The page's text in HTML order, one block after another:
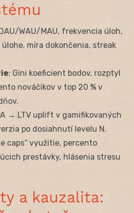
WAU/MAU, frekvencia úloh,
míra dokončenia, streak
: Gini koeficient bodov, rozptyl
nováčikov v top 20 % v
→ LTV uplift v gamifikovaných
po dosiahnutí levelu N.
caps“ využitie, percento
prestávky, hlásenia stresu
a kauzalita: